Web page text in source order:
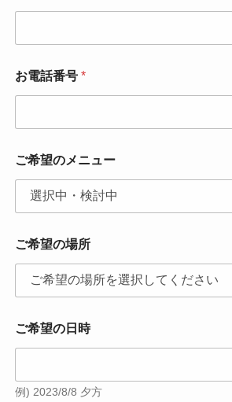
お電話番号 *
ご希望のメニュー
ご希望の場所
ご希望の日時
例) 2023/8/8 夕方